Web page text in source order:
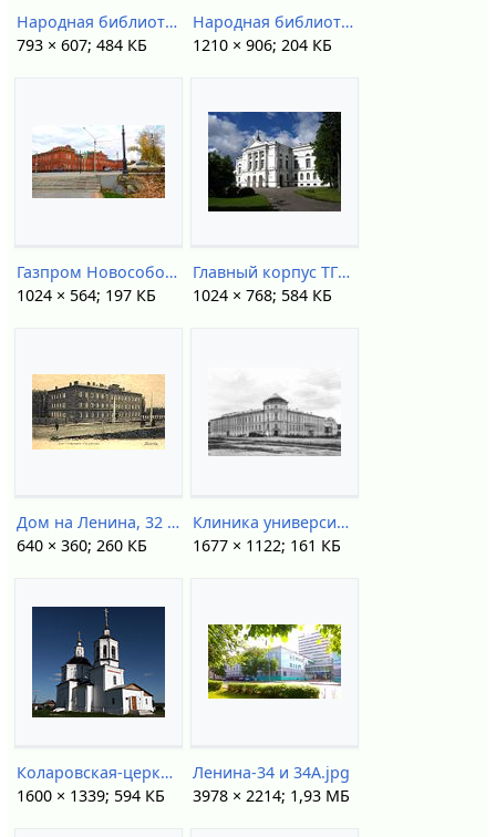
Народная библиотека (1888).jpg
793 × 607; 484 КБ
Народная библиотека нач XX века.jpg
1210 × 906; 204 КБ
Газпром Новособорная.jpg
1024 × 564; 197 КБ
Главный корпус ТГУ.jpg
1024 × 768; 584 КБ
Дом на Ленина, 32 (1890 г).jpg
640 × 360; 260 КБ
Клиника университета, конец XIX - начало ХХ века.jpg
1677 × 1122; 161 КБ
Коларовская-церковь-pic22384.jpg
1600 × 1339; 594 КБ
Ленина-34 и 34А.jpg
3978 × 2214; 1,93 МБ